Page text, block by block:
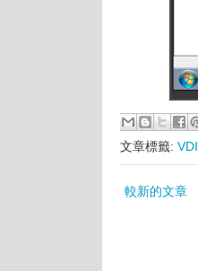
文章標籤: VDI
較新的文章